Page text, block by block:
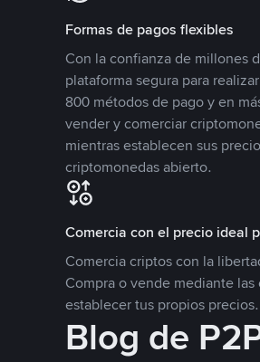
Formas de pagos flexibles
Con la confianza de millones
plataforma segura para
800 métodos de pago y en
vender y comerciar
mientras establecen sus
criptomonedas abierto.
Comercia con el precio ideal
Comercia criptos con la
Compra o vende mediante
establecer tus propios precios.
Blog de